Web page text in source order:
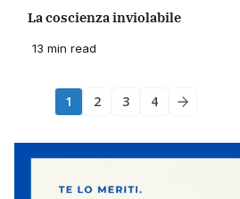
La coscienza inviolabile
13 min read
1 2 3 4